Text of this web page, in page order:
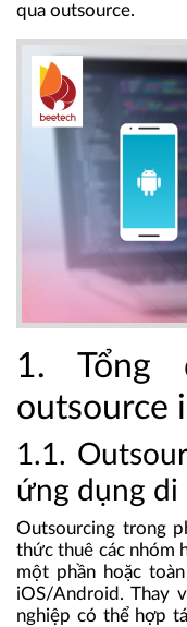
qua outsource.
1. Tổng
outsource
1.1.
ứng dụng di
Outsourcing trong
thức thuê các nhóm
một phần hoặc
iOS/Android. Thay
nghiệp có thể hợp